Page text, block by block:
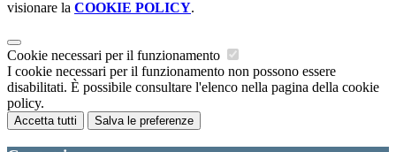
visionare la COOKIE POLICY.
Cookie necessari per il funzionamento
I cookie necessari per il funzionamento non possono essere
disabilitati. È possibile consultare l'elenco nella pagina della cookie
policy.
Accetta tutti Salva le preferenze